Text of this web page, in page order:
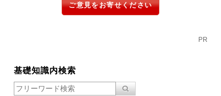
ご意見をお寄せください
PR
基礎知識内検索